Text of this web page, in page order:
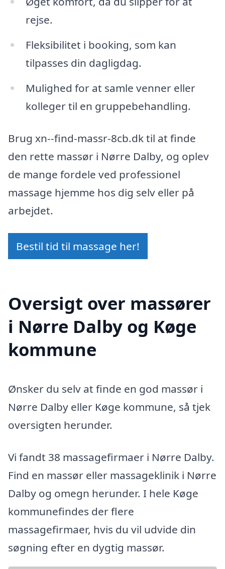
rejse.
Fleksibilitet i booking, som kan
tilpasses din dagligdag.
Mulighed for at samle venner eller
kolleger til en gruppebehandling.
Brug xn--find-massr-8cb.dk til at finde
den rette massør i Nørre Dalby, og oplev
de mange fordele ved professionel
massage hjemme hos dig selv eller på
arbejdet.
Bestil tid til massage her!
Oversigt over massører
i Nørre Dalby og Køge
kommune
Ønsker du selv at finde en god massør i
Nørre Dalby eller Køge kommune, så tjek
oversigten herunder.
Vi fandt 38 massagefirmaer i Nørre Dalby.
Find en massør eller massageklinik i Nørre
Dalby og omegn herunder. I hele Køge
kommunefindes der flere
massagefirmaer, hvis du vil udvide din
søgning efter en dygtig massør.